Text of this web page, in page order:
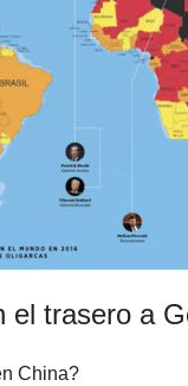
el trasero a
China?